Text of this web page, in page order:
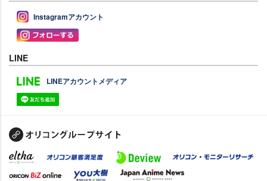
Instagramアカウント
LINE
LINEアカウントメディア